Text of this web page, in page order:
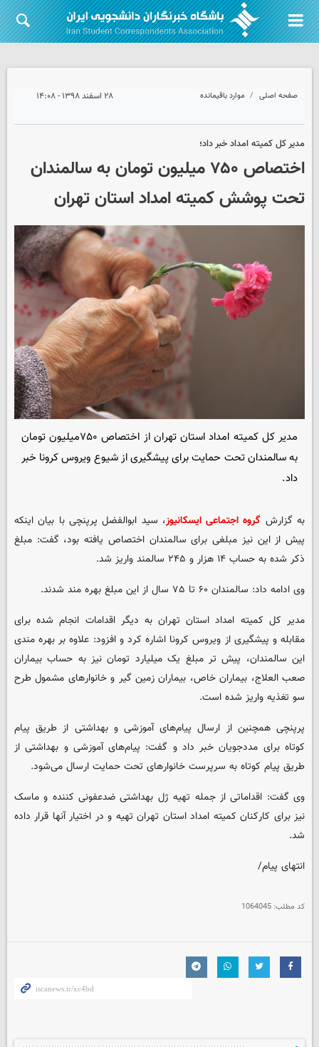
صفحه اصلی موارد باقیمانده ۲۸ اسفند ۱۳۹۸ - ۱۴:۰۸
مدیر کل کمیته امداد خبر داد؛
اختصاص ۷۵۰ میلیون تومان به سالمندان
تحت پوشش کمیته امداد استان تهران
مدیر کل کمیته امداد استان تهران از اختصاص ۷۵۰میلیون تومان
به سالمندان تحت حمایت برای پیشگیری از شیوع ویروس کرونا خبر
داد.
به گزارش گروه اجتماعی ایسکانیوز، سید ابوالفضل پرپنچی با بیان اینکه
پیش از این نیز مبلغی برای سالمندان اختصاص یافته بود، گفت: مبلغ
ذکر شده به حساب ۱۴ هزار و ۲۴۵ سالمند واریز شد.
وی ادامه داد: سالمندان ۶۰ تا ۷۵ سال از این مبلغ بهره مند شدند.
مدیر کل کمیته امداد استان تهران به دیگر اقدامات انجام شده برای
مقابله و پیشگیری از ویروس کرونا اشاره کرد و افزود: علاوه بر بهره مندی
این سالمندان، پیش تر مبلغ یک میلیارد تومان نیز به حساب بیماران
صعب العلاج، بیماران خاص، بیماران زمین گیر و خانوارهای مشمول طرح
سو تغذیه واریز شده است.
پرپنچی همچنین از ارسال پیام‌های آموزشی و بهداشتی از طریق پیام
کوتاه برای مددجویان خبر داد و گفت: پیام‌های آموزشی و بهداشتی از
طریق پیام کوتاه به سرپرست خانوارهای تحت حمایت ارسال می‌شود.
وی گفت: اقداماتی از جمله تهیه ژل بهداشتی ضدعفونی کننده و ماسک
نیز برای کارکنان کمیته امداد استان تهران تهیه و در اختیار آنها قرار داده
شد.
انتهای پیام/
کد مطلب: 1064045